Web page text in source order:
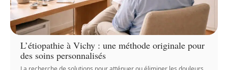
L’étiopathie à Vichy : une méthode originale pour
des soins personnalisés